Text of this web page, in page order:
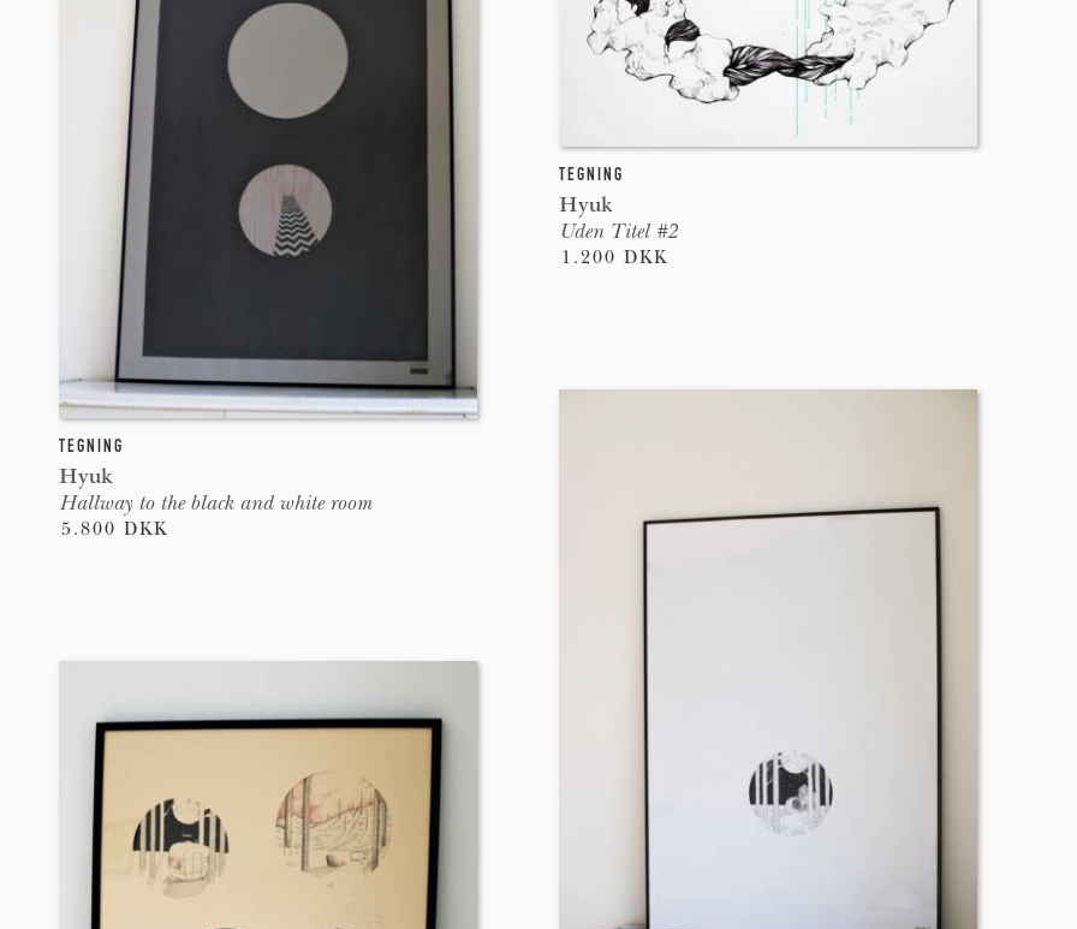
TEGNING
Hyuk
Hallway to the black and white room
5.800 DKK
TEGNING
Hyuk
Uden Titel #2
1.200 DKK